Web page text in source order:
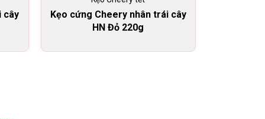
cây
Kẹo cứng Cheery nhân trái cây
HN Đỏ 220g